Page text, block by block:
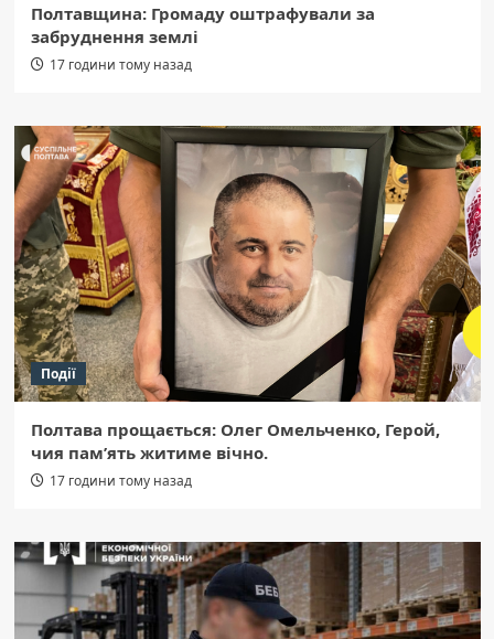
Полтавщина: Громаду оштрафували за
забруднення землі
17 години тому назад
Події
Полтава прощається: Олег Омельченко, Герой,
чия пам’ять житиме вічно.
17 години тому назад